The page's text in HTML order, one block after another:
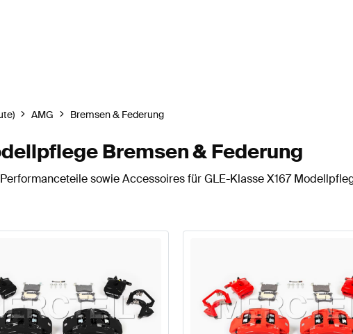
AMG Bremsen & Federung
Bremsen & Federung
sowie Accessoires für GLE-Klasse X167